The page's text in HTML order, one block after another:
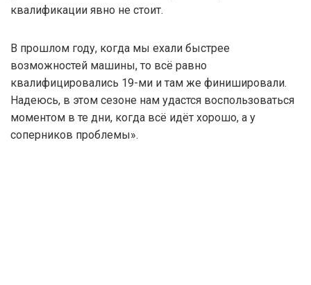
квалификации явно не стоит.
В прошлом году, когда мы ехали быстрее
возможностей машины, то всё равно
квалифицировались 19-ми и там же финишировали.
Надеюсь, в этом сезоне нам удастся воспользоваться
моментом в те дни, когда всё идёт хорошо, а у
соперников проблемы».